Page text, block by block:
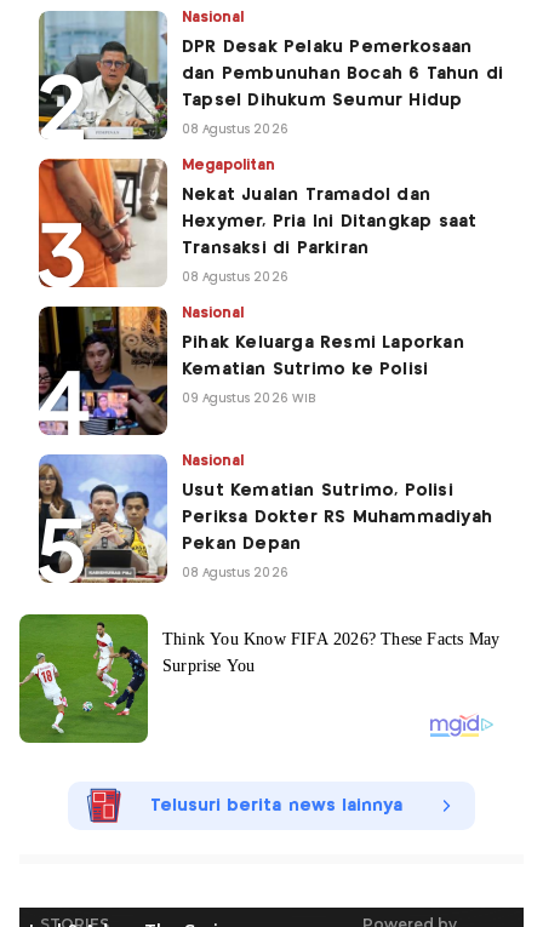
Nasional
DPR Desak Pelaku Pemerkosaan
dan Pembunuhan Bocah 6 Tahun di
Tapsel Dihukum Seumur Hidup
08 Agustus 2026
Megapolitan
Nekat Jualan Tramadol dan
Hexymer, Pria Ini Ditangkap saat
Transaksi di Parkiran
08 Agustus 2026
Nasional
Pihak Keluarga Resmi Laporkan
Kematian Sutrimo ke Polisi
09 Agustus 2026 WIB
Nasional
Usut Kematian Sutrimo, Polisi
Periksa Dokter RS Muhammadiyah
Pekan Depan
08 Agustus 2026
Telusuri berita news lainnya